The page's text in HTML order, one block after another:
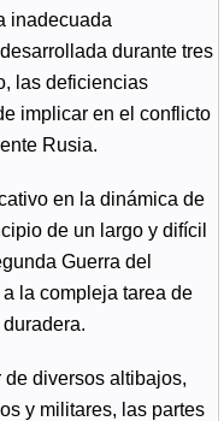
inadecuada
durante tres
las deficiencias
implicar en el conflicto
Rusia.
en la dinámica de
de un largo y difícil
Guerra del
la compleja tarea de
de diversos altibajos,
y militares, las partes